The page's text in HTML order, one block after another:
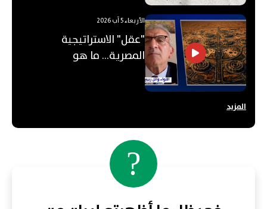
الأربعاء 5 آب 2026
"عقل" الاستراتيجية
المصرية... ما هو
المزيد
?